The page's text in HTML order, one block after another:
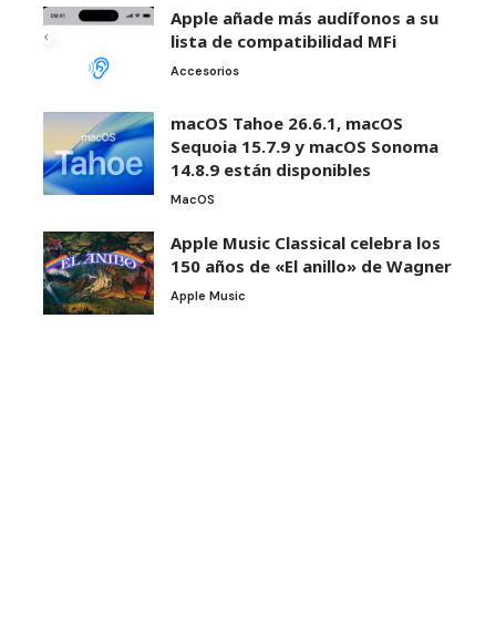
Apple añade más audífonos a su
lista de compatibilidad MFi
Accesorios
macOS Tahoe 26.6.1, macOS
Sequoia 15.7.9 y macOS Sonoma
14.8.9 están disponibles
MacOS
Apple Music Classical celebra los
150 años de «El anillo» de Wagner
Apple Music